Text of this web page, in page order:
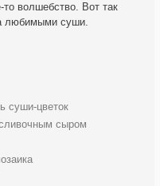
то волшебство. Вот так
любимыми суши.
суши-цветок
сыром